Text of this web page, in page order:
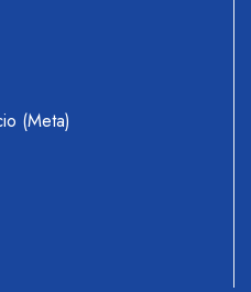
(Meta)